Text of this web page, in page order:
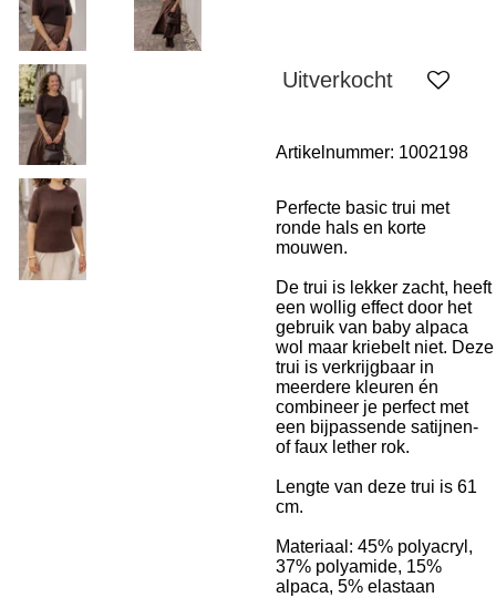
Uitverkocht
Artikelnummer: 1002198
Perfecte basic trui met
ronde hals en korte
mouwen.
De trui is lekker zacht, heeft
een wollig effect door het
gebruik van baby alpaca
wol maar kriebelt niet. Deze
trui is verkrijgbaar in
meerdere kleuren én
combineer je perfect met
een bijpassende satijnen-
of faux lether rok.
Lengte van deze trui is 61
cm.
Materiaal: 45% polyacryl,
37% polyamide, 15%
alpaca, 5% elastaan